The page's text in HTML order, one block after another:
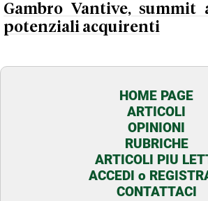
Gambro Vantive, summit
potenziali acquirenti
HOME PAGE
ARTICOLI
OPINIONI
RUBRICHE
ARTICOLI PIU
ACCEDI o
CONTATTACI